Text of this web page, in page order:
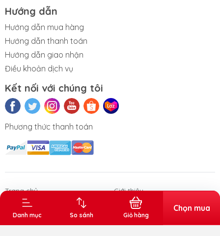
nghiệp
Danh mục So sánh Giỏ hàng
Chọn mua
Hướng dẫn
Hướng dẫn mua hàng
Hướng dẫn thanh toán
Hướng dẫn giao nhận
Điều khoản dịch vụ
Kết nối với chúng tôi
Phương thức thanh toán
Trang chủ
Giới thiệu
Sản phẩm